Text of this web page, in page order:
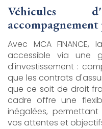
Véhicules
accompagnement
Avec MCA
accessible via une
d'investissement :
que les contrats
que ce soit de droit
cadre offre une
inégalées,
vos attentes et